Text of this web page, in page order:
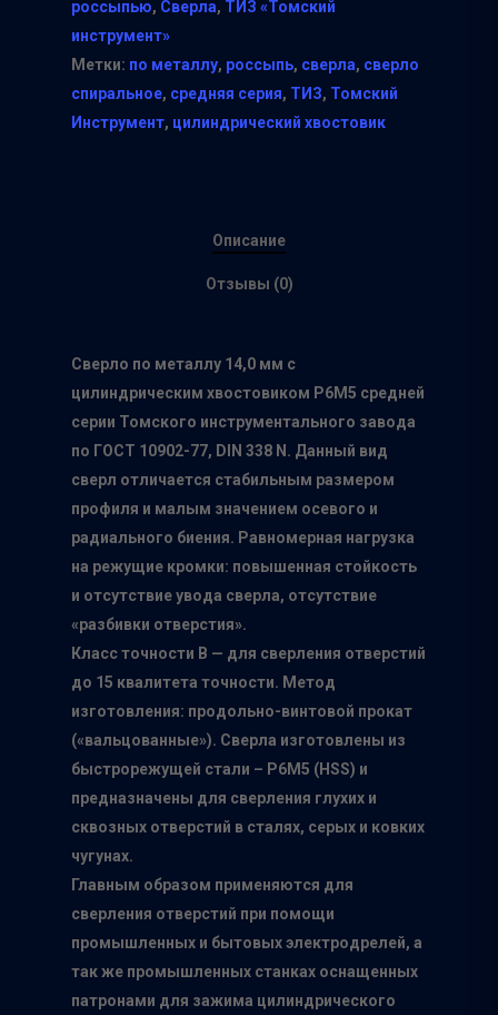
россыпью, Сверла, ТИЗ «Томский
инструмент»
Метки: по металлу, россыпь, сверла, сверло
спиральное, средняя серия, ТИЗ, Томский
Инструмент, цилиндрический хвостовик
Описание
Отзывы (0)
Сверло по металлу 14,0 мм c
цилиндрическим хвостовиком Р6М5 средней
серии Томского инструментального завода
по ГОСТ 10902-77, DIN 338 N. Данный вид
сверл отличается стабильным размером
профиля и малым значением осевого и
радиального биения. Равномерная нагрузка
на режущие кромки: повышенная стойкость
и отсутствие увода сверла, отсутствие
«разбивки отверстия».
Класс точности B — для сверления отверстий
до 15 квалитета точности. Метод
изготовления: продольно-винтовой прокат
(«вальцованные»). Сверла изготовлены из
быстрорежущей стали – Р6М5 (HSS) и
предназначены для сверления глухих и
сквозных отверстий в сталях, серых и ковких
чугунах.
Главным образом применяются для
сверления отверстий при помощи
промышленных и бытовых электродрелей, а
так же промышленных станках оснащенных
патронами для зажима цилиндрического
Главная
О нас
Каталог
Производители
Группа компаний
Белгородский
Точки продаж
Сотрудничество